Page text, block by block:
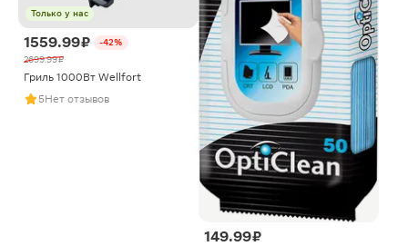
Только у нас
1559.99 ₽
-42%
2699.99 ₽
Гриль 1000Вт Wellfort
5Нет отзывов
149.99 ₽